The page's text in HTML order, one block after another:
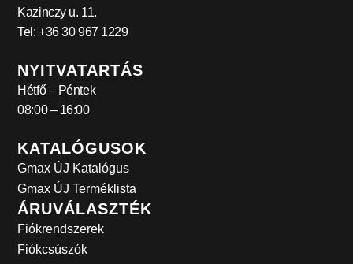
Kazinczy u. 11.
Tel: +36 30 967 1229
NYITVATARTÁS
Hétfő – Péntek
08:00 – 16:00
KATALÓGUSOK
Gmax ÚJ Katalógus
Gmax ÚJ Terméklista
ÁRUVÁLASZTÉK
Fiókrendszerek
Fiókcsúszók